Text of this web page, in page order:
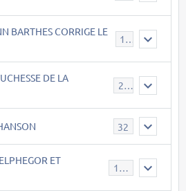
BARTHES CORRIGE LE
15
DE LA
23
32
ET
147